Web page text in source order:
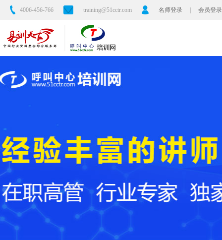
4006-456-766 training@51cctr.com 名师登录 会员登录